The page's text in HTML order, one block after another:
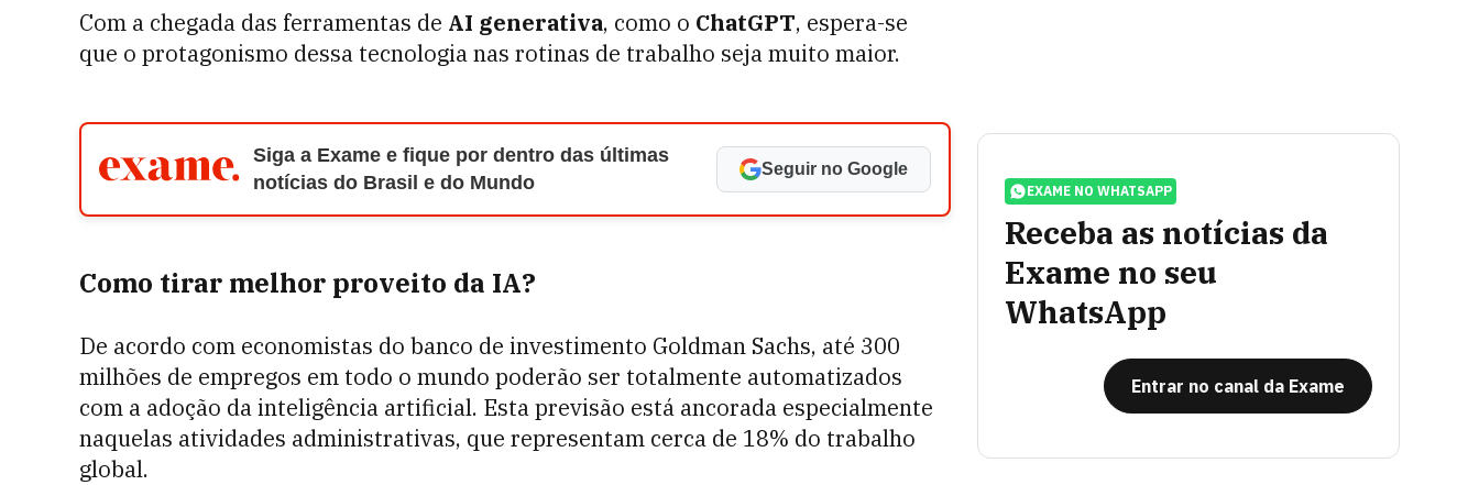
Com a chegada das ferramentas de AI generativa, como o ChatGPT, espera-se
que o protagonismo dessa tecnologia nas rotinas de trabalho seja muito maior.
Siga a Exame e fique por dentro das últimas
notícias do Brasil e do Mundo
Seguir no Google
Como tirar melhor proveito da IA?
De acordo com economistas do banco de investimento Goldman Sachs, até 300
milhões de empregos em todo o mundo poderão ser totalmente automatizados
com a adoção da inteligência artificial. Esta previsão está ancorada especialmente
naquelas atividades administrativas, que representam cerca de 18% do trabalho
global.
EXAME NO WHATSAPP
Receba as notícias da
Exame no seu
WhatsApp
Entrar no canal da Exame